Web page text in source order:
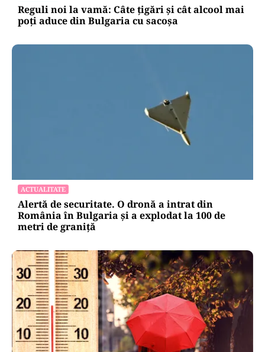
Reguli noi la vamă: Câte țigări și cât alcool mai
poți aduce din Bulgaria cu sacoșa
ACTUALITATE
Alertă de securitate. O dronă a intrat din
România în Bulgaria şi a explodat la 100 de
metri de graniţă